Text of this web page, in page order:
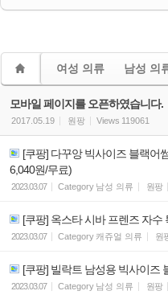
여성 의류 남성 의
모바일 페이지를 오픈하였습니다.
2017.05.19 원팡 Views 119061
[쿠팡] 다꾸앙 빅사이즈 블랙어
6,040원/무료)
2023.03.07 Category 남성 의류 원팡
[쿠팡] 옥스타 시바 프렌즈 자수
2023.03.07 Category 캐쥬얼 의류 원
[쿠팡] 빌락트 남성용 빅사이즈
2023.03.07 Category 남성 의류 원팡